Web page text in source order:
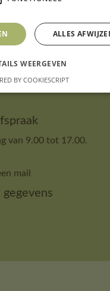
Sinds 2004 *
• Bedrukken &
van 9.00 tot 17.00.
mail
ALLES
WEERGEVEN
BY COOKIESCRIPT